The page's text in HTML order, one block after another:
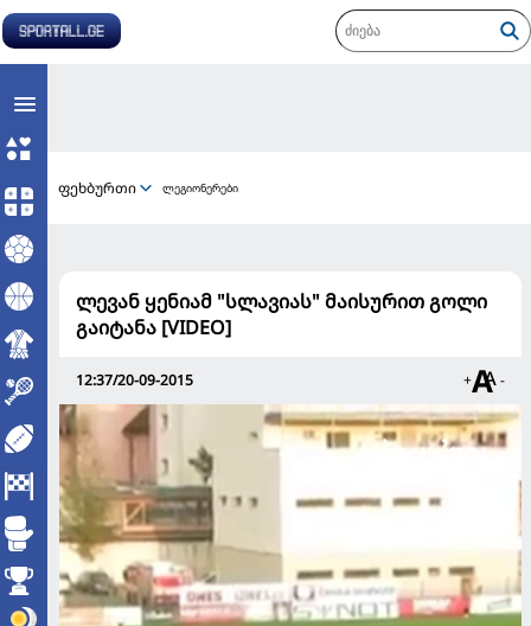
ფეხბურთი ლეგიონერები
ლევან ყენიამ "სლავიას" მაისურით გოლი
გაიტანა [VIDEO]
12:37/20-09-2015 + -